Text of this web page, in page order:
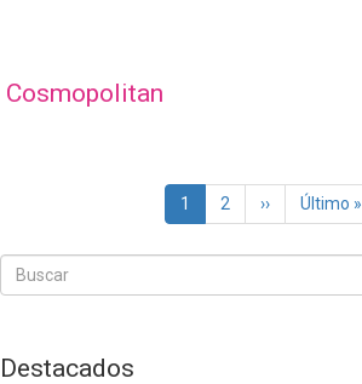
Cosmopolitan
Página
actual
1 Page
2
Siguiente
página
››
Última
página
Último »
Buscar
Buscar
Destacados